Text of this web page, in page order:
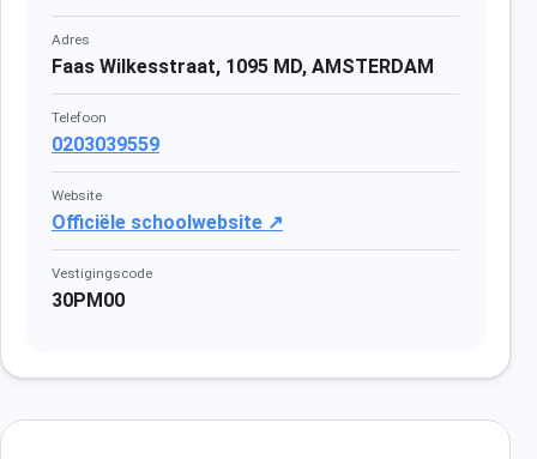
Adres
Faas Wilkesstraat, 1095 MD, AMSTERDAM
Telefoon
0203039559
Website
Officiële schoolwebsite ↗
Vestigingscode
30PM00